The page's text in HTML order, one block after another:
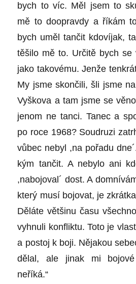
bych to víc. Měl jsem to
mě to doopravdy a říkám
bych uměl tančit kdovíjak,
těšilo mě to. Určitě bych se
jako takovému. Jenže
My jsme skončili, šli jsme
Vyškova a tam jsme se
jenom ne tanci. Tanec a
po roce 1968? Soudruzi
vůbec nebyl ,na pořadu
kým tančit. A nebylo ani
,nabojoval´ dost. A
který musí bojovat, je
Děláte většinu času
vyhnuli konfliktu. Toto je
a postoj k boji. Nějakou
dělal, ale jinak mi
neříká.“